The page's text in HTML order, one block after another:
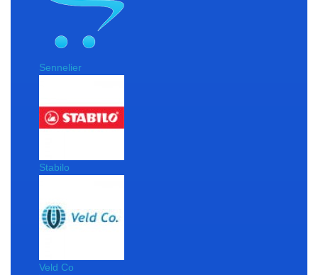
Sennelier
Stabilo
Veld Co